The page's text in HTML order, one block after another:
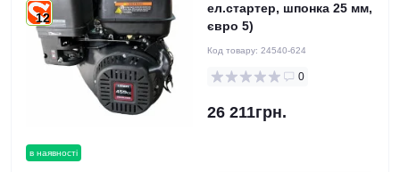
в наявності
12
ел.стартер, шпонка 25 мм,
євро 5)
Код товару: 24540-624
0
26 211грн.